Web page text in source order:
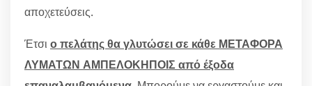
αποχετεύσεις.
Έτσι ο πελάτης θα γλυτώσει σε κάθε ΜΕΤΑΦΟΡΑ
ΛΥΜΑΤΩΝ ΑΜΠΕΛΟΚΗΠΟΙΣ από έξοδα